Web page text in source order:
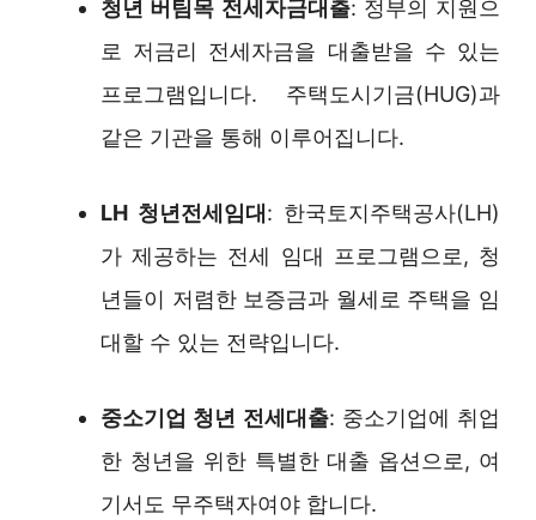
청년 버팀목 전세자금대출: 정부의 지원으
로 저금리 전세자금을 대출받을 수 있는
프로그램입니다. 주택도시기금(HUG)과
같은 기관을 통해 이루어집니다.
LH 청년전세임대: 한국토지주택공사(LH)
가 제공하는 전세 임대 프로그램으로, 청
년들이 저렴한 보증금과 월세로 주택을 임
대할 수 있는 전략입니다.
중소기업 청년 전세대출: 중소기업에 취업
한 청년을 위한 특별한 대출 옵션으로, 여
기서도 무주택자여야 합니다.